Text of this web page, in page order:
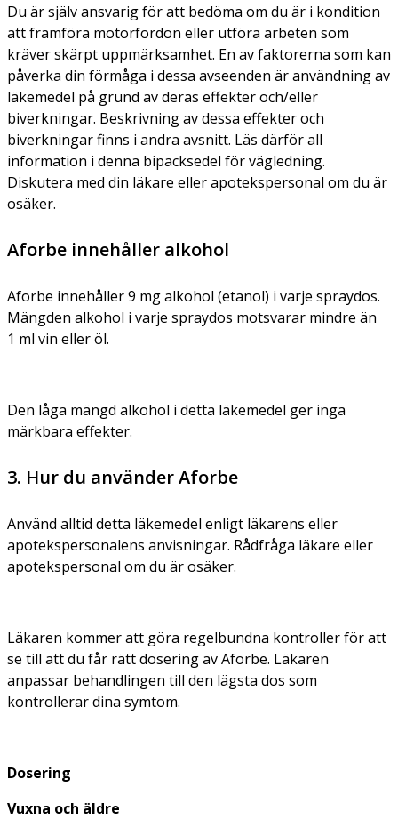
Du är själv ansvarig för att bedöma om du är i kondition
att framföra motorfordon eller utföra arbeten som
kräver skärpt uppmärksamhet. En av faktorerna som kan
påverka din förmåga i dessa avseenden är användning av
läkemedel på grund av deras effekter och/eller
biverkningar. Beskrivning av dessa effekter och
biverkningar finns i andra avsnitt. Läs därför all
information i denna bipacksedel för vägledning.
Diskutera med din läkare eller apotekspersonal om du är
osäker.
Aforbe innehåller alkohol
Aforbe innehåller 9 mg alkohol (etanol) i varje spraydos.
Mängden alkohol i varje spraydos motsvarar mindre än
1 ml vin eller öl.
Den låga mängd alkohol i detta läkemedel ger inga
märkbara effekter.
3. Hur du använder Aforbe
Använd alltid detta läkemedel enligt läkarens eller
apotekspersonalens anvisningar. Rådfråga läkare eller
apotekspersonal om du är osäker.
Läkaren kommer att göra regelbundna kontroller för att
se till att du får rätt dosering av Aforbe. Läkaren
anpassar behandlingen till den lägsta dos som
kontrollerar dina symtom.
Dosering
Vuxna och äldre